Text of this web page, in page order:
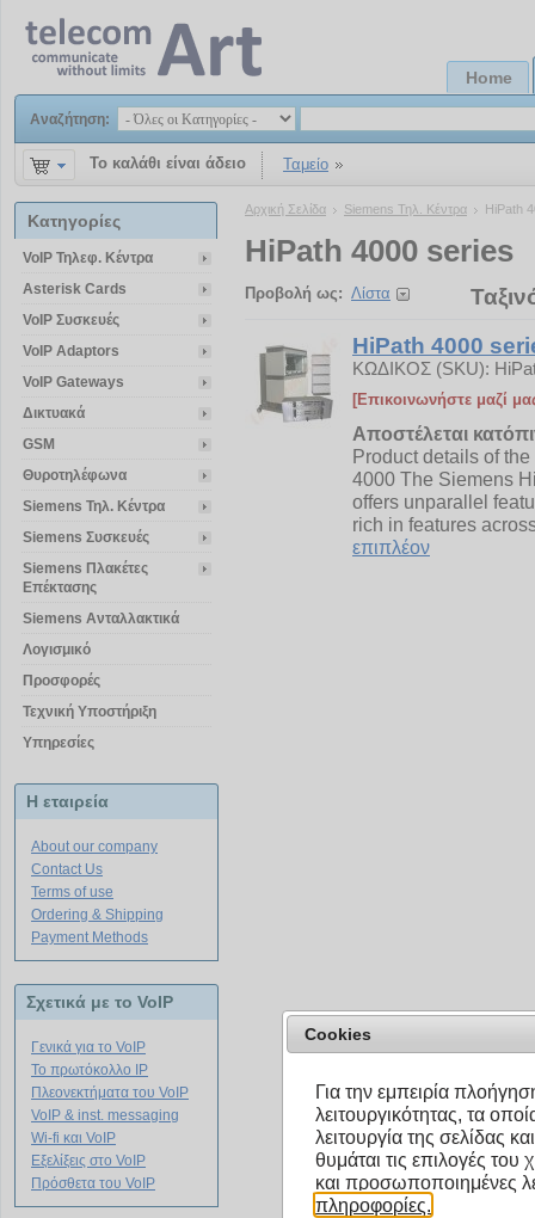
Home
Αναζήτηση:
Το καλάθι είναι άδειο Ταμείο
Αρχική Σελίδα Siemens Τηλ. Κέντρα HiPath
HiPath 4000 series
Προβολή ως: Λίστα
HiPath 4000
ΚΩΔΙΚΟΣ (SKU):
[Επικοινωνήστε μαζί
Αποστέλεται
Product details of
4000 The Siemens
offers unparallel
rich in features
επιπλέον
Κατηγορίες
VoIP Τηλεφ. Κέντρα
Asterisk Cards
VoIP Συσκευές
VoIP Adaptors
VoIP Gateways
Δικτυακά
GSM
Θυροτηλέφωνα
Siemens Τηλ. Κέντρα
Siemens Συσκευές
Siemens Πλακέτες
Επέκτασης
Siemens Ανταλλακτικά
Λογισμικό
Προσφορές
Τεχνική Υποστήριξη
Υπηρεσίες
Η εταιρεία
About our company
Contact Us
Terms of use
Ordering & Shipping
Payment Methods
Σχετικά με το VoIP
Γενικά για το VoIP
Το πρωτόκολλο IP
Πλεονεκτήματα του VoIP
VoIP & inst. messaging
Wi-fi και VoIP
Εξελίξεις στο VoIP
Πρόσθετα του VoIP
Special Offer
Ενημερωθείτε για τα
κάνοντας click στον
Cookies
Για την εμπειρία
λειτουργικότητας, τα
λειτουργία της σελίδας
θυμάται τις επιλογές
και προσωποποιημένες
πληροφορίες.